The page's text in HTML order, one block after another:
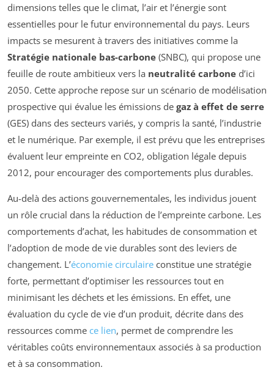
dimensions telles que le climat, l’air et l’énergie sont
essentielles pour le futur environnemental du pays. Leurs
impacts se mesurent à travers des initiatives comme la
Stratégie nationale bas-carbone (SNBC), qui propose une
feuille de route ambitieux vers la neutralité carbone d’ici
2050. Cette approche repose sur un scénario de modélisation
prospective qui évalue les émissions de gaz à effet de serre
(GES) dans des secteurs variés, y compris la santé, l’industrie
et le numérique. Par exemple, il est prévu que les entreprises
évaluent leur empreinte en CO2, obligation légale depuis
2012, pour encourager des comportements plus durables.
Au-delà des actions gouvernementales, les individus jouent
un rôle crucial dans la réduction de l’empreinte carbone. Les
comportements d’achat, les habitudes de consommation et
l’adoption de mode de vie durables sont des leviers de
changement. L’économie circulaire constitue une stratégie
forte, permettant d’optimiser les ressources tout en
minimisant les déchets et les émissions. En effet, une
évaluation du cycle de vie d’un produit, décrite dans des
ressources comme ce lien, permet de comprendre les
véritables coûts environnementaux associés à sa production
et à sa consommation.